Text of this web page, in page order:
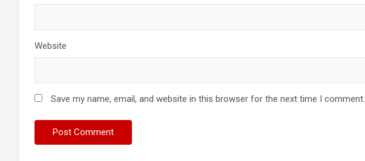
Website
Save my name, email, and website in this browser for the next time I comment.